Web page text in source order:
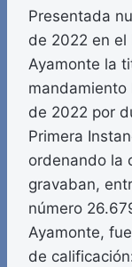
Presentada
de 2022 en el
Ayamonte la
de 2022 por
Primera
ordenando la
gravaban,
número
Ayamonte,
de